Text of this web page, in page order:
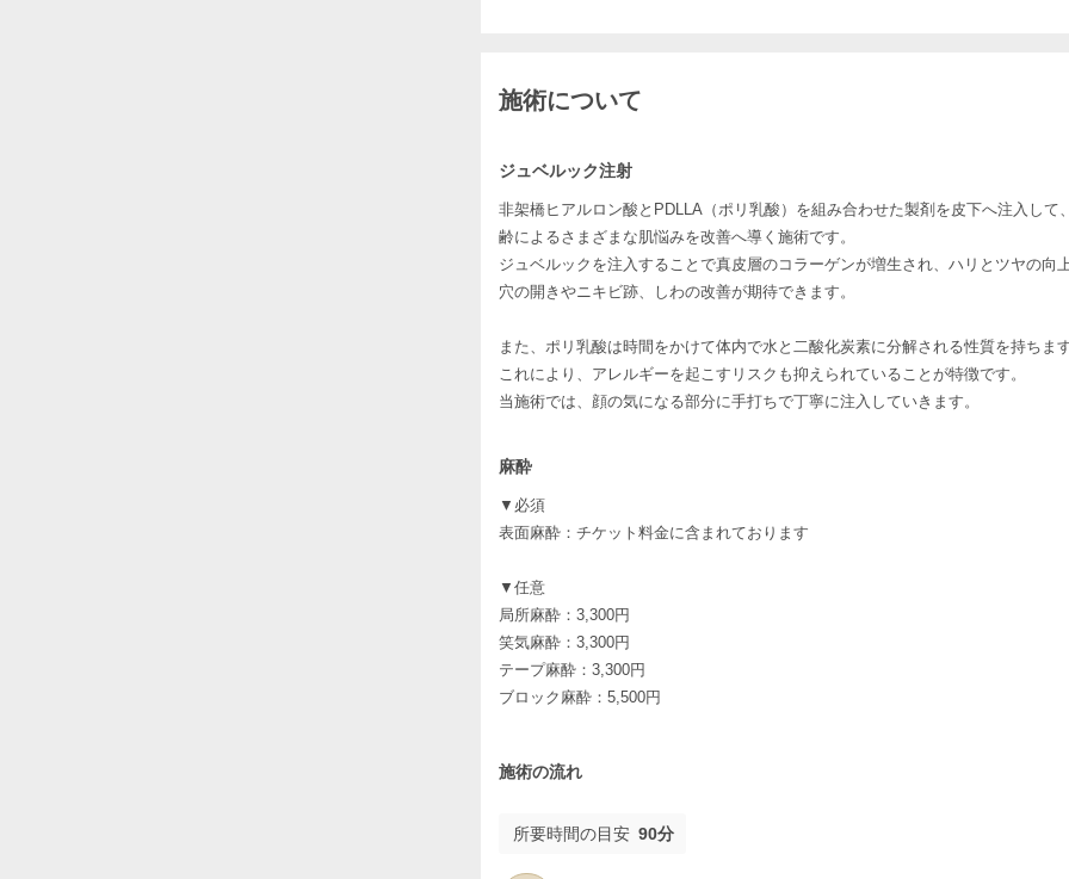
施術について
ジュベルック注射
非架橋ヒアルロン酸とPDLLA（ポリ乳酸）を組み合わせた製剤を皮下へ注入して
齢によるさまざまな肌悩みを改善へ導く施術です。
ジュベルックを注入することで真皮層のコラーゲンが増生され、ハリとツヤの向
穴の開きやニキビ跡、しわの改善が期待できます。
また、ポリ乳酸は時間をかけて体内で水と二酸化炭素に分解される性質を持ちます
これにより、アレルギーを起こすリスクも抑えられていることが特徴です。
当施術では、顔の気になる部分に手打ちで丁寧に注入していきます。
麻酔
▼必須
表面麻酔：チケット料金に含まれております
▼任意
局所麻酔：3,300円
笑気麻酔：3,300円
テープ麻酔：3,300円
ブロック麻酔：5,500円
施術の流れ
所要時間の目安 90分